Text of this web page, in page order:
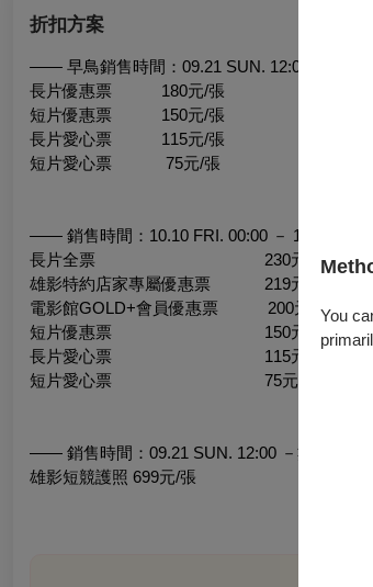
You
折扣方案
—— 早鳥銷售時間：09.21 SUN. 12:00 －
長片優惠票 180元/張
短片優惠票 150元/張
長片愛心票 115元/張
短片愛心票 75元/張
—— 銷售時間：10.10 FRI. 00:00 － 10.26
長片全票 230元/張
雄影特約店家專屬優惠票 219元/張
電影館GOLD+會員優惠票 200元/張
短片優惠票 150元/張
長片愛心票 115元/張
短片愛心票 75元/張
—— 銷售時間：09.21 SUN. 12:00 －數量有限
雄影短競護照 699元/張